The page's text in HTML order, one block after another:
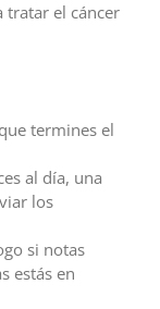
tratar el cáncer
termines el
al día, una
los
si notas
estás en